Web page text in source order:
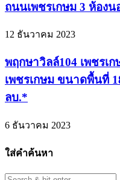
ถนนเพชรเกษม 3 ห้อง
12 ธันวาคม 2023
พฤกษาวิลล์104 เพชรเ
เพชรเกษม ขนาดพื้นที่
ลบ.*
6 ธันวาคม 2023
ใส่คำค้นหา